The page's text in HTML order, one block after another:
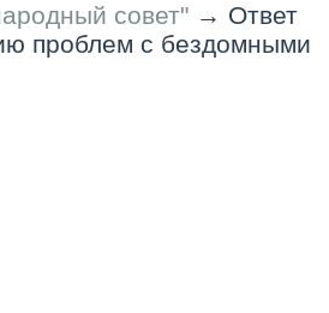
совет" → Ответ
проблем с бездомными